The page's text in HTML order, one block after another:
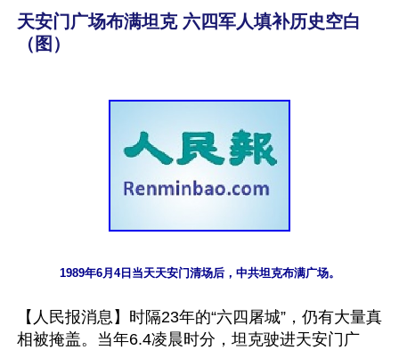
天安门广场布满坦克 六四军人填补历史空白
（图）
1989年6月4日当天天安门清场后，中共坦克布满广场。
【人民报消息】时隔23年的“六四屠城”，仍有大量真
相被掩盖。当年6.4凌晨时分，坦克驶进天安门广